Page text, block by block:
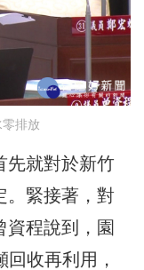
排放
先就對於新竹
。緊接著，對
資程說到，園
收再利用，